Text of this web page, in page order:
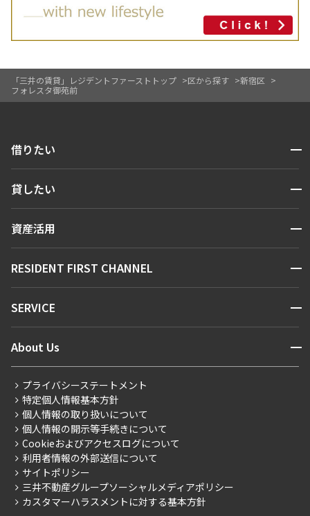
「三井の賃貸」レジデントファーストトップ 区から探す
新宿区
フォレスタ御苑前
借りたい 開閉
人気エリアから探す
新着情報から探す
新着募集情報
こだわりから探す
こだわり一覧
プレミアムマンション
新築
当社限定（港区・渋谷区）
当社限定（港区・渋谷区以外）
三井不動産企画
貸したい 開閉
お問い合わせ
資産活用 開閉
お問い合わせ
RESIDENT FIRST CHANNEL 開閉
マンションレポート
住まいのコラム
SERVICE 開閉
会員ページ
ご入居・提携サービス
お部屋探しからご契約まで
よくあるご質問
社宅紹介
【仲介会社様向け】当社仲介事業部取り扱い物件入居申込
About Us 開閉
会社情報
事業案内
採用情報
ニュースリリース
お問い合わせ
プライバシーステートメント
特定個人情報基本方針
個人情報の取り扱いについて
個人情報の開示等手続きについて
Cookieおよびアクセスログについて
利用者情報の外部送信について
サイトポリシー
三井不動産グループソーシャルメディアポリシー
カスタマーハラスメントに対する基本方針